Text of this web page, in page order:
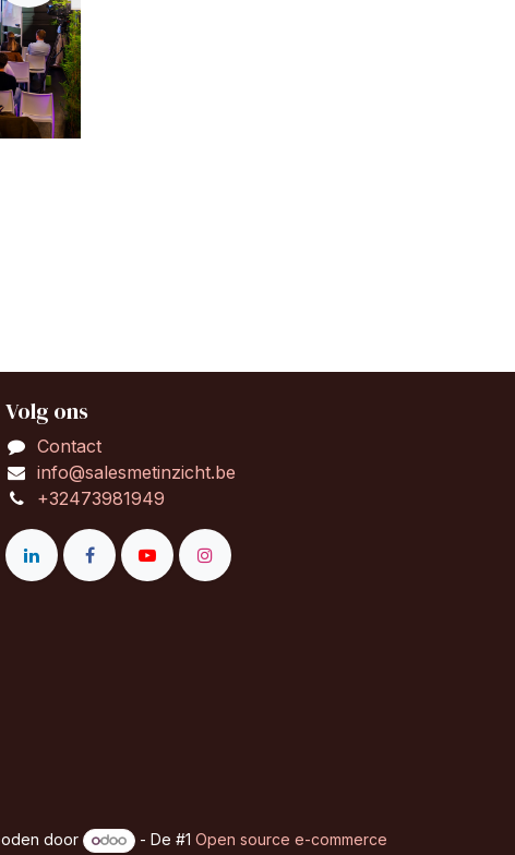
Volg ons
Contact
info@salesmetinzicht.be
+32473981949
door - De #1 Open source e-commerce